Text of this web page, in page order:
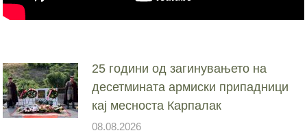
25 години од загинувањето на
десетмината армиски припадници
кај месноста Карпалак
08.08.2026